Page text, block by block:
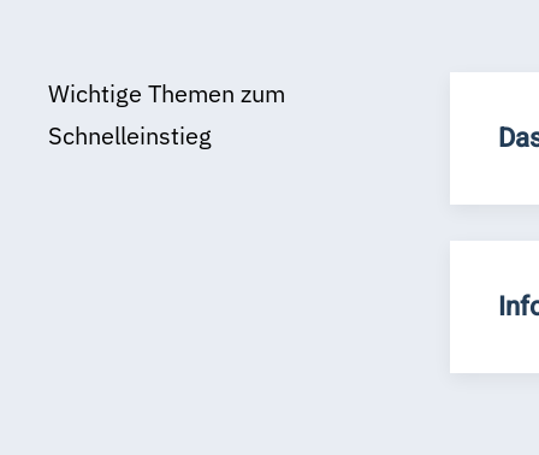
Wichtige Themen zum
Schnelleinstieg